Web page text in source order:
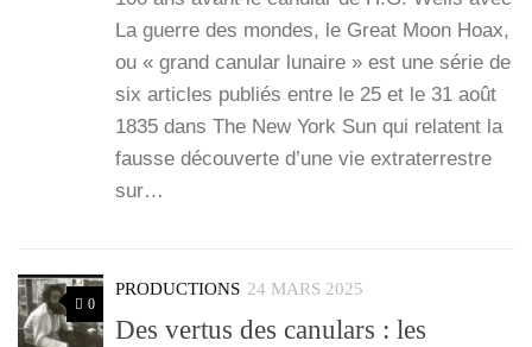
La guerre des mondes, le Great Moon Hoax,
ou « grand canu­lar lunaire » est une série de
six articles publiés entre le 25 et le 31 août
1835 dans The New York Sun qui relatent la
fausse décou­verte d’une vie extra­ter­restre
sur…
0
PRODUCTIONS 24 MARS 2025
Des vertus des canulars : les